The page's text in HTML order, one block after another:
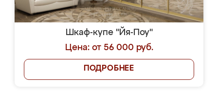
Шкаф-купе "Йя-Поу"
Цена: от 56 000 руб.
ПОДРОБНЕЕ